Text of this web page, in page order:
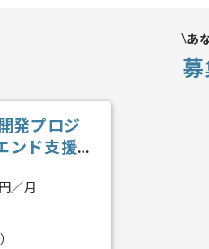
あ
発プロジ
ンド支援の
円／月